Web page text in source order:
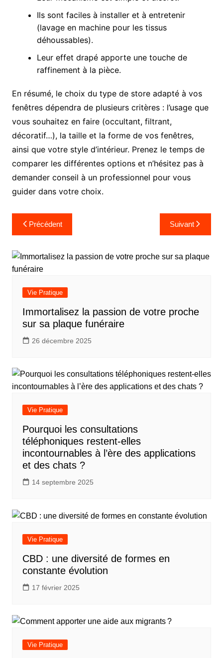
Ils sont faciles à installer et à entretenir
(lavage en machine pour les tissus
déhoussables).
Leur effet drapé apporte une touche de
raffinement à la pièce.
En résumé, le choix du type de store adapté à vos
fenêtres dépendra de plusieurs critères : l’usage que
vous souhaitez en faire (occultant, filtrant,
décoratif…), la taille et la forme de vos fenêtres,
ainsi que votre style d’intérieur. Prenez le temps de
comparer les différentes options et n’hésitez pas à
demander conseil à un professionnel pour vous
guider dans votre choix.
Navigation
de
l’article
Précédent Suivant
Vie Pratique
Immortalisez la passion de votre proche
sur sa plaque funéraire
26 décembre 2025
Vie Pratique
Pourquoi les consultations
téléphoniques restent-elles
incontournables à l’ère des applications
et des chats ?
14 septembre 2025
Vie Pratique
CBD : une diversité de formes en
constante évolution
17 février 2025
Vie Pratique